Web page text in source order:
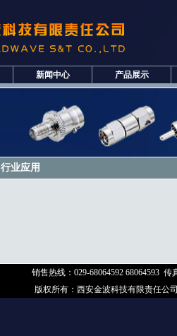
新闻中心 产品展示
行业应用
销售热线：029-68064592 68064593 传
版权所有： 西安金波科技有限责任公